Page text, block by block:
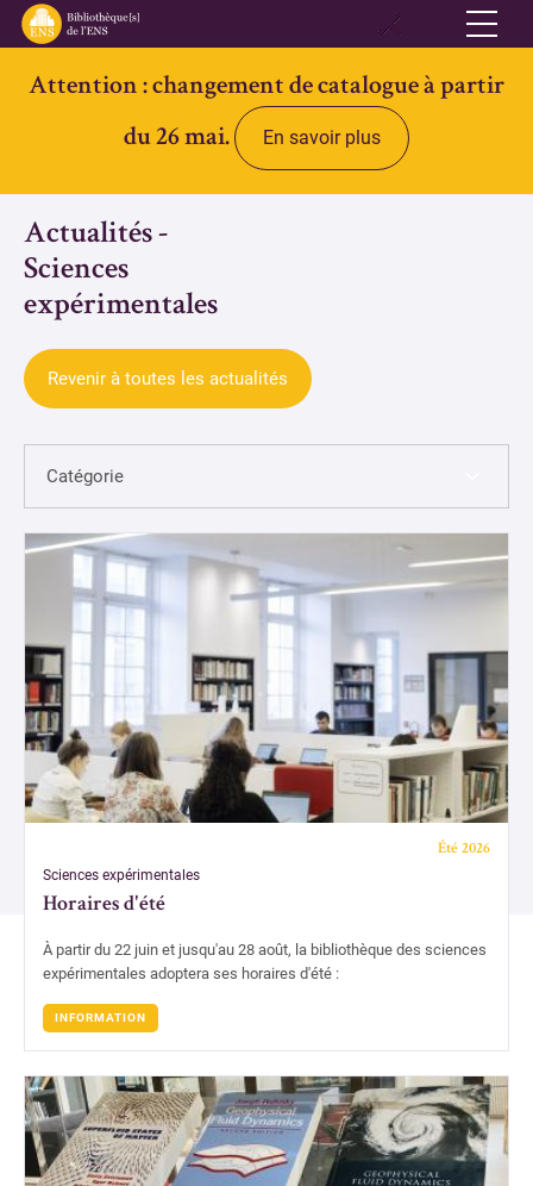
Réseau
Qui sommes-nous
Informations pratiques
Bibliothèques
Bibliothèque des Lettres et Sciences humaines et sociales Ulm-
Centre documentaire du CAPHÉS
Bibliothèque de l'Institut des textes et manuscrits modernes
Bibliothèque de mathématiques et informatique
Bibliothèque des Sciences expérimentales
Bibliothèque de l'agrégation physique et chimie
Bibliothèque de physique théorique
S'inscrire, se réinscrire
Attention : changement de catalogue à partir
du 26 mai.
En savoir plus
Actualités -
Sciences
expérimentales
Revenir à toutes les actualités
Été 2026
Sciences expérimentales
Horaires d'été
À partir du 22 juin et jusqu'au 28 août, la bibliothèque des sciences
expérimentales adoptera ses horaires d'été :
INFORMATION